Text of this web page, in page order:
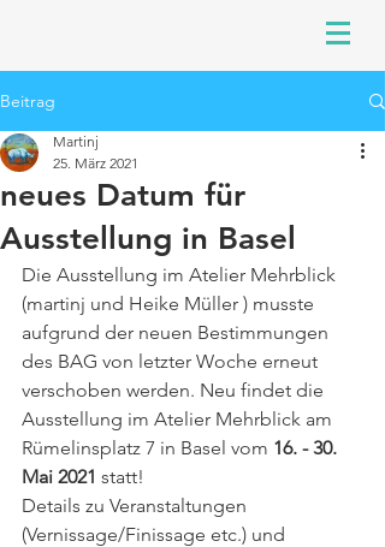
Beitrag
neues Datum für
Ausstellung in Basel
Martinj
25. März 2021
Die Ausstellung im Atelier Mehrblick
(martinj und Heike Müller ) musste
aufgrund der neuen Bestimmungen
des BAG von letzter Woche erneut
verschoben werden. Neu findet die
Ausstellung im Atelier Mehrblick am
Rümelinsplatz 7 in Basel vom 16. - 30.
Mai 2021 statt!
Details zu Veranstaltungen
(Vernissage/Finissage etc.) und